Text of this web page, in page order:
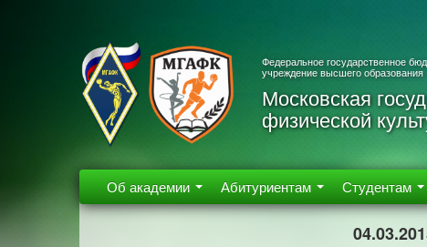
Федеральное государственное
учреждение высшего образования
Московская
физической
Об академии Абитуриентам Студентам